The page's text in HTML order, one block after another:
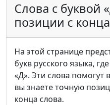
Слова с буквой
позиции с конца
На этой странице
букв русского языка,
«Д». Эти слова помогут
вы знаете точную
конца слова.